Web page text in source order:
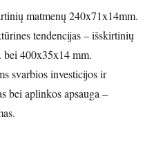
matmenų 240x71x14mm.
tendencijas – išskirtinių
400x35x14 mm.
svarbios investicijos ir
bei aplinkos apsauga –